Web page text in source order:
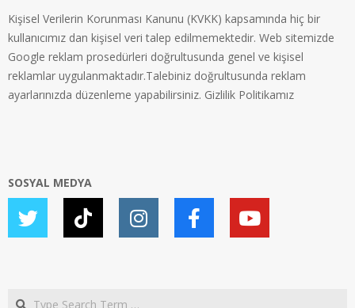
Kişisel Verilerin Korunması Kanunu (KVKK) kapsamında hiç bir
kullanıcımız dan kişisel veri talep edilmemektedir. Web sitemizde
Google reklam prosedürleri doğrultusunda genel ve kişisel
reklamlar uygulanmaktadır.Talebiniz doğrultusunda reklam
ayarlarınızda düzenleme yapabilirsiniz. Gizlilik Politikamız
SOSYAL MEDYA
Search